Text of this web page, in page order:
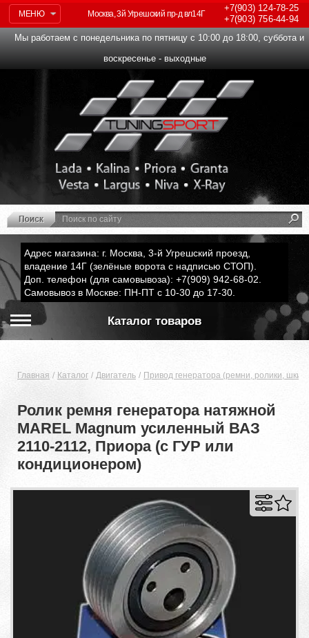
МЕНЮ
+7(903)124-78-25
+7(903)756-44-94
Москва, 3й Угрешский пр-д вл14Г
Мы работаем с понедельника по пятницу с 10:00 до 18:00, суббота и
воскресенье - выходные
Адрес магазина: г. Москва, 3-й Угрешский проезд,
владение 14Г (зелёные ворота с надписью СТОП).
Доп. телефон (для самовывоза): +7(909) 942-68-02.
Самовывоз в Москве: ПН-ПТ с 10-30 до 17-30.
Каталог товаров
Главная Каталог Двигатель Привод генератора (ремни, ролики,
Ролик ремня генератора натяжной
MAREL Magnum усиленный ВАЗ
2110-2112, Приора (c ГУР или
кондиционером)